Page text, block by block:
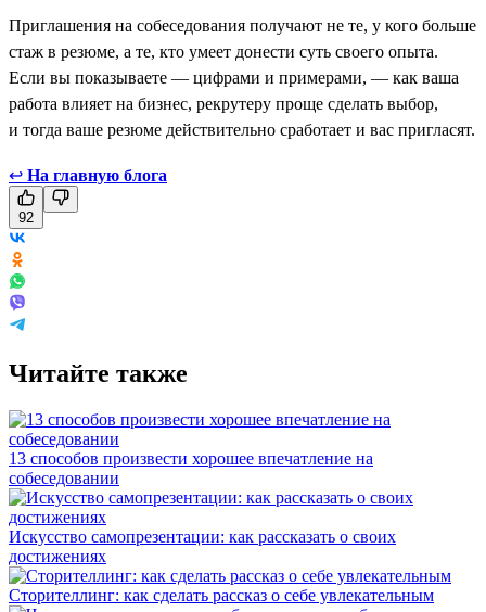
Приглашения на собеседования получают не те, у кого больше
стаж в резюме, а те, кто умеет донести суть своего опыта.
Если вы показываете — цифрами и примерами, — как ваша
работа влияет на бизнес, рекрутеру проще сделать выбор,
и тогда ваше резюме действительно сработает и вас пригласят.
↩ На главную блога
92
Читайте также
13 способов произвести хорошее впечатление на
собеседовании
Искусство самопрезентации: как рассказать о своих
достижениях
Сторителлинг: как сделать рассказ о себе увлекательным